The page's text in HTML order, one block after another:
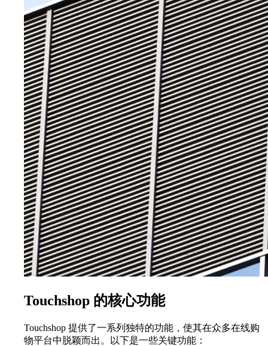
Touchshop 的核心功能
Touchshop 提供了一系列独特的功能，使其在众多在线购
物平台中脱颖而出。以下是一些关键功能：